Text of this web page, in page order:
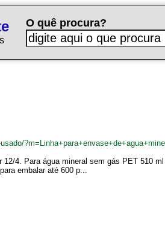
O quê procura?
4. Para água mineral sem gás PET 510
embalar até 600 p...